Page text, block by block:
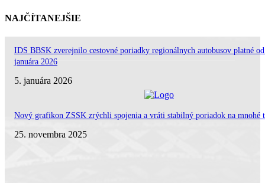
NAJČÍTANEJŠIE
IDS BBSK zverejnilo cestovné poriadky regionálnych autobusov platné
januára 2026
5. januára 2026
Nový grafikon ZSSK zrýchli spojenia a vráti stabilný poriadok na mnohé
25. novembra 2025